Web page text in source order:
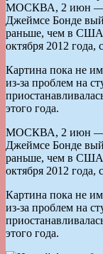
МОСКВА, 2 июн —
Джеймсе Бонде
раньше, чем в США
октября 2012 года,
Картина пока не
из-за проблем на
этого года.
МОСКВА, 2 июн —
Джеймсе Бонде
раньше, чем в США
октября 2012 года,
Картина пока не
из-за проблем на
этого года.